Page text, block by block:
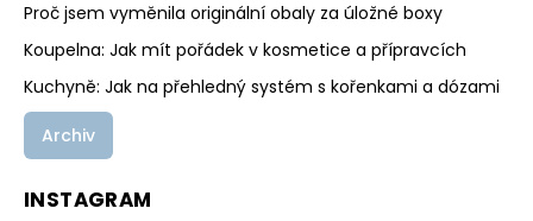
Proč jsem vyměnila originální obaly za úložné boxy
Koupelna: Jak mít pořádek v kosmetice a přípravcích
Kuchyně: Jak na přehledný systém s kořenkami a dózami
Archiv
INSTAGRAM